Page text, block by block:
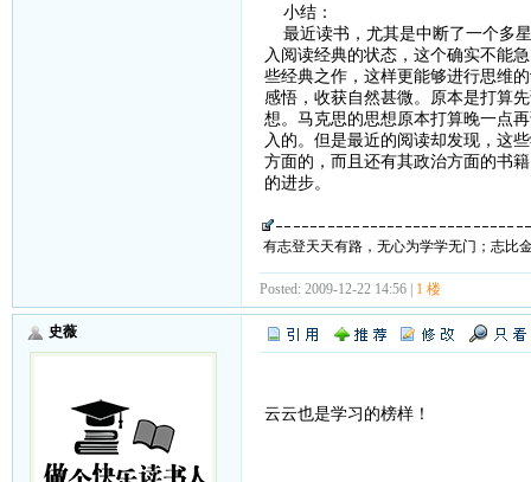
小结：
最近读书，尤其是中断了一个多
入阅读经典的状态，这个确实不能
些经典之作，这样更能够进行思维
感悟，收获自然甚微。原本是打算
想。马克思的思想原本打算晚一点
入的。但是最近的阅读却发现，这
方面的，而且还有其政治方面的书
的进步。
有志登天天有路，无心为学学无门；志比
Posted: 2009-12-22 14:56 | 1 楼
史薇
云云也是学习的榜样！